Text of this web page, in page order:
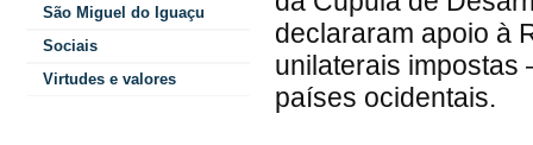
São Miguel do Iguaçu
Sociais
Virtudes e valores
declararam apoio à
unilaterais impostas
países ocidentais.